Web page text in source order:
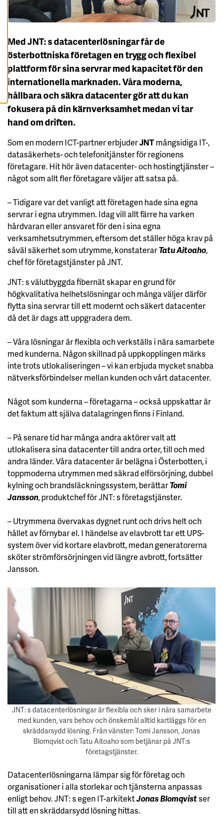
A
L
L
C
O
O
K
I
E
S
Med JNT: s datacenterlösningar får de
österbottniska företagen en trygg och flexibel
plattform för sina servrar med kapacitet för den
internationella marknaden. Våra moderna,
hållbara och säkra datacenter gör att du kan
fokusera på din kärnverksamhet medan vi tar
hand om driften.
Som en modern ICT-partner erbjuderJNTmångsidiga IT-,
datasäkerhets- och telefonitjänster för regionens
företagare. Hit hör även datacenter- och hostingtjänster –
något som allt fler företagare väljer att satsa på.
– Tidigare var det vanligt att företagen hade sina egna
servrar i egna utrymmen. Idag vill allt färre ha varken
hårdvaran eller ansvaret för den i sina egna
verksamhetsutrymmen, eftersom det ställer höga krav på
såväl säkerhet som utrymme, konstaterarTatu Aitoaho,
chef för företagstjänster på JNT.
JNT: s välutbyggda fibernät skapar en grund för
högkvalitativa helhetslösningar och många väljer därför
flytta sina servrar till ett modernt och säkert datacenter
då det är dags att uppgradera dem.
– Våra lösningar är flexibla och verkställs i nära samarbete
med kunderna. Någon skillnad på uppkopplingen märks
inte trots utlokaliseringen – vi kan erbjuda mycket snabba
nätverksförbindelser mellan kunden och vårt datacenter.
Något som kunderna – företagarna – också uppskattar är
det faktum att själva datalagringen finns i Finland.
– På senare tid har många andra aktörer valt att
utlokalisera sina datacenter till andra orter, till och med
andra länder. Våra datacenter är belägna i Österbotten, i
toppmoderna utrymmen med säkrad elförsörjning, dubbel
kylning och brandsläckningssystem, berättarTomi
Jansson, produktchef för JNT: s företagstjänster.
– Utrymmena övervakas dygnet runt och drivs helt och
hållet av förnybar el. I händelse av elavbrott tar ett UPS-
system över vid kortare elavbrott, medan generatorerna
sköter strömförsörjningen vid längre avbrott, fortsätter
Jansson.
JNT: s datacenterlösningar är flexibla och sker i nära samarbete
med kunden, vars behov och önskemål alltid kartläggs för en
skräddarsydd lösning. Från vänster: Tomi Jansson, Jonas
Blomqvist och Tatu Aitoaho som betjänar på JNT:s
företagstjänster.
Datacenterlösningarna lämpar sig för företag och
organisationer i alla storlekar och tjänsterna anpassas
enligt behov. JNT: s egen IT-arkitektJonas Blomqvistser
till att en skräddarsydd lösning hittas.